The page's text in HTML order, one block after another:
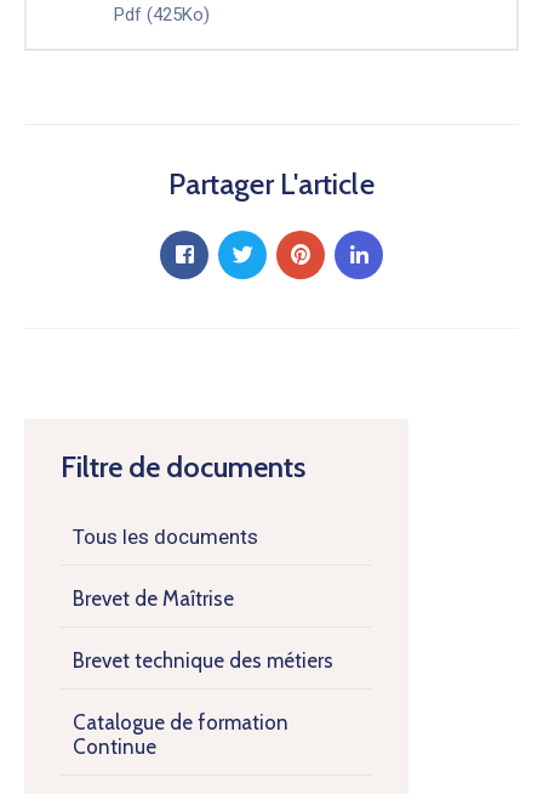
Filtre de documents
Tous les documents
Brevet de Maîtrise
Brevet technique des métiers
Catalogue de formation
Continue
Pdf (425Ko)
Partager L'article